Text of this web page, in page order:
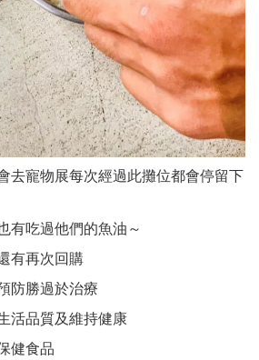
去寵物展每次經過此攤位都會停留下
有吃過他們的魚油～
有再次回購
防勝過於治療
活品質及維持健康
健食品